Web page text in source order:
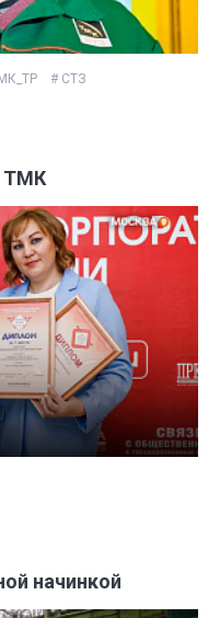
# СТЗ
ТМК
начинкой